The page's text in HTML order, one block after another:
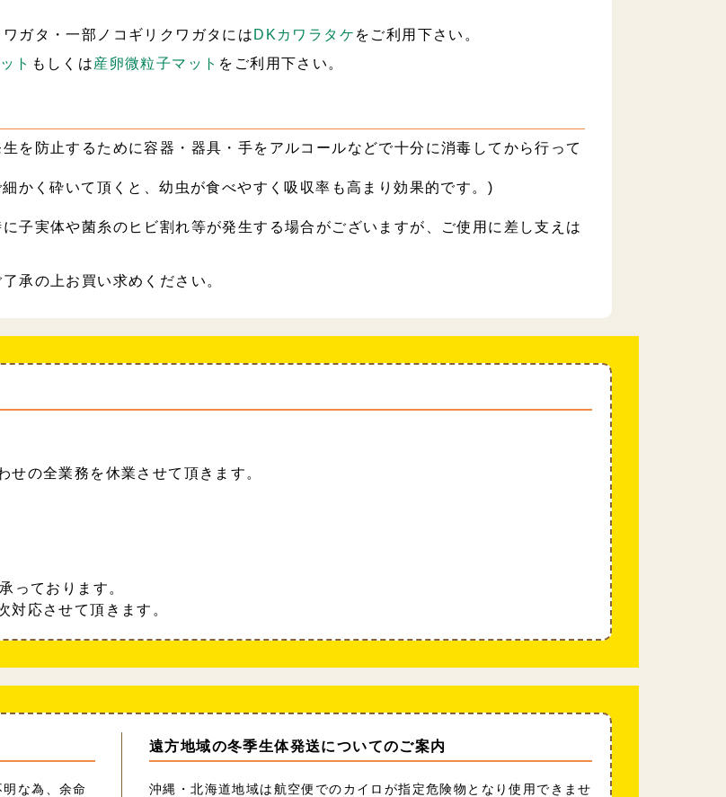
ガタ・一部ノコギリクワガタには DKカワラタケ をご利用下さい。
ト もしくは産卵微粒子マット をご利用下さい。
を防止するために容器・器具・手をアルコールなどで十分に消毒してから行って
かく砕いて頂くと、幼虫が食べやすく吸収率も高まり効果的です。)
子実体や菌糸のヒビ割れ等が発生する場合がございますが、ご使用に差し支えは
承の上お買い求めください。
の全業務を休業させて頂きます。
っております。
応させて頂きます。
な為、余命
遠方地域の冬季生体発送についてのご案内
沖縄・北海道地域は航空便でのカイロが指定危険物となり使用できませ